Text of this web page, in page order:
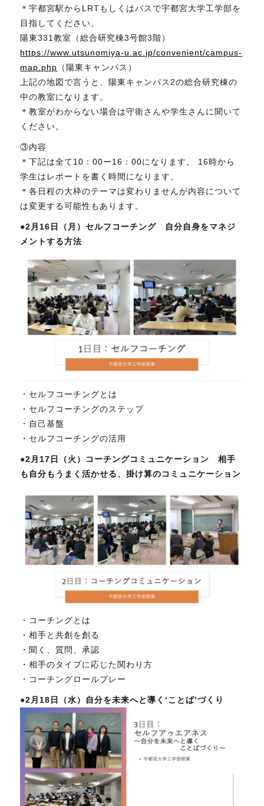
＊宇都宮駅からLRTもしくはバスで宇都宮大学工学部を
目指してください。
陽東331教室（総合研究棟3号館3階）
https://www.utsunomiya-u.ac.jp/convenient/campus-
map.php （陽東キャンパス）
上記の地図で言うと、陽東キャンパス2の総合研究棟の
中の教室になります。
＊教室がわからない場合は守衛さんや学生さんに聞いて
ください。
③内容
＊下記は全て10：00ー16：00になります。 16時から
学生はレポートを書く時間になります。
＊各日程の大枠のテーマは変わりませんが内容について
は変更する可能性もあります。
●2月16日（月）セルフコーチング 自分自身をマネジ
メントする方法
・セルフコーチングとは
・セルフコーチングのステップ
・自己基盤
・セルフコーチングの活用
●2月17日（火）コーチングコミュニケーション 相手
も自分もうまく活かせる、掛け算のコミュニケーション
・コーチングとは
・相手と共創を創る
・聞く、質問、承認
・相手のタイプに応じた関わり方
・コーチングロールプレー
●2月18日（水）自分を未来へと導く‘ことば’づくり